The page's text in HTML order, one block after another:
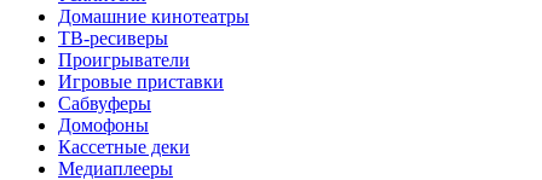
Домашние кинотеатры
ТВ-ресиверы
Проигрыватели
Игровые приставки
Сабвуферы
Домофоны
Кассетные деки
Медиаплееры